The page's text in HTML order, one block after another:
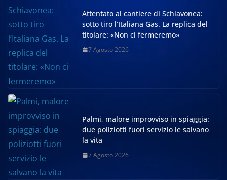
Attentato al cantiere di Schiavonea:
sotto tiro l’Italiana Gas. La replica del
titolare: «Non ci fermeremo»
7 Agosto 2026
Palmi, malore improvviso in spiaggia:
due poliziotti fuori servizio le salvano
la vita
7 Agosto 2026